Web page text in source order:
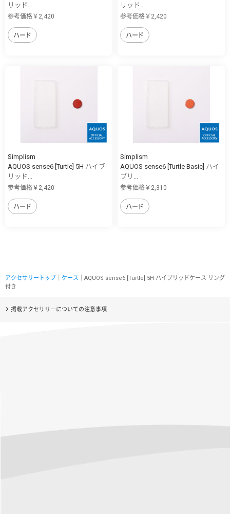
リッド...
参考価格￥2,420
ハード
リッド...
参考価格￥2,420
ハード
Simplism
AQUOS sense6 [Turtle] 5H ハイブ
リッド...
参考価格￥2,420
ハード
Simplism
AQUOS sense6 [Turtle Basic] ハイ
ブリ...
参考価格￥2,310
ハード
アクセサリートップ ケース ｜AQUOS sense6 [Turtle] 5H ハイブリッドケース リング
付き
掲載アクセサリーについての注意事項